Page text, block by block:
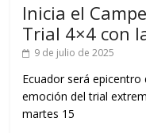
Inicia el
Trial 4×4 con
9 de julio de 2025
Ecuador será
emoción del trial
martes 15